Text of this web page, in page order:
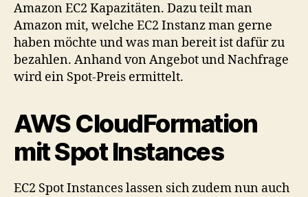
Amazon EC2 Kapazitäten. Dazu teilt man
Amazon mit, welche EC2 Instanz man gerne
haben möchte und was man bereit ist dafür zu
bezahlen. Anhand von Angebot und Nachfrage
wird ein Spot-Preis ermittelt.
AWS CloudFormation
mit Spot Instances
EC2 Spot Instances lassen sich zudem nun auch